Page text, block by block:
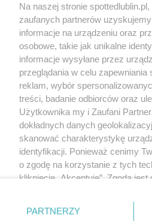
KATEGORIE
OGŁOSZENIA
WYDARZENIA
NA SKRÓTY
Regulamin
Polityka prywatności
RODO
Warunki korzystania z
Na naszej stronie
zaufanych partnerów
informacje na urządzeniu oraz
osobowe, takie jak unikalne
informacje wysyłane przez
przeglądania w celu zapewniania
reklam, wybór
treści, badanie odbiorców oraz
Użytkownika my i Zaufani
dokładnych danych
skanować charakterystykę
identyfikacji. Ponieważ cenimy
o zgodę na korzystanie z tych
kliknięcie „Akceptuję”. Zgoda
prywatności znajdujący się w
. Niektóre rodzaje
PARTNERZY